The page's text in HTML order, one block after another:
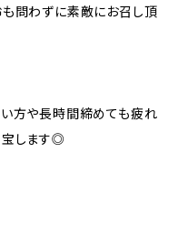
問わずに素敵にお召し頂
方や長時間締めても疲れ
宝します◎